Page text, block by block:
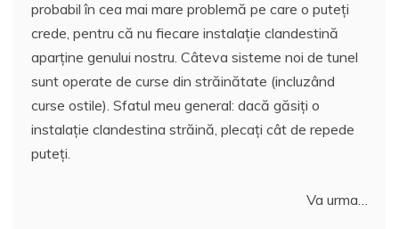
probabil în cea mai mare problemă pe care o puteți
crede, pentru că nu fiecare instalație clandestină
aparține genului nostru. Câteva sisteme noi de tunel
sunt operate de curse din străinătate (incluzând
curse ostile). Sfatul meu general: dacă găsiți o
instalație clandestina străină, plecați cât de repede
puteți.
Va urma…